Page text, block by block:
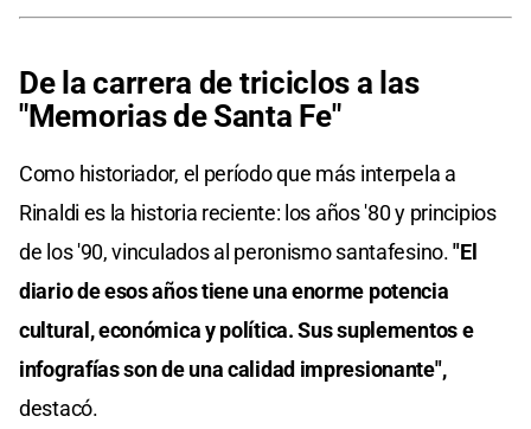
De la carrera de triciclos a las
"Memorias de Santa Fe"
Como historiador, el período que más interpela a
Rinaldi es la historia reciente: los años '80 y principios
de los '90, vinculados al peronismo santafesino."El
diario de esos años tiene una enorme potencia
cultural, económica y política. Sus suplementos e
infografías son de una calidad impresionante",
destacó.